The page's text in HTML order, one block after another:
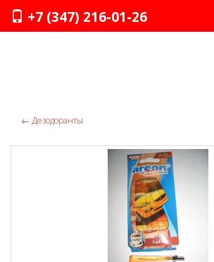
+7 (347) 216-01-26
← Дезодоранты